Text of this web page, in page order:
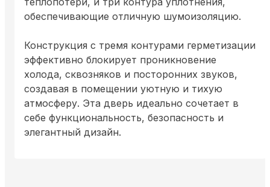
обеспечивающие отличную шумоизоляцию.
Конструкция с тремя контурами герметизации
эффективно блокирует проникновение
холода, сквозняков и посторонних звуков,
создавая в помещении уютную и тихую
атмосферу. Эта дверь идеально сочетает в
себе функциональность, безопасность и
элегантный дизайн.